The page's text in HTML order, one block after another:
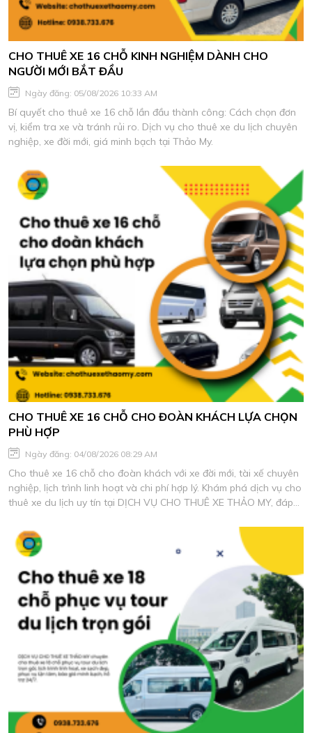
CHO THUÊ XE 16 CHỖ KINH NGHIỆM DÀNH CHO
NGƯỜI MỚI BẮT ĐẦU
Ngày đăng: 05/08/2026 10:33 AM
Bí quyết cho thuê xe 16 chỗ lần đầu thành công: Cách chọn đơn
vị, kiểm tra xe và tránh rủi ro. Dịch vụ cho thuê xe du lịch chuyên
nghiệp, xe đời mới, giá minh bạch tại Thảo My.
CHO THUÊ XE 16 CHỖ CHO ĐOÀN KHÁCH LỰA CHỌN
PHÙ HỢP
Ngày đăng: 04/08/2026 08:29 AM
Cho thuê xe 16 chỗ cho đoàn khách với xe đời mới, tài xế chuyên
nghiệp, lịch trình linh hoạt và chi phí hợp lý. Khám phá dịch vụ cho
thuê xe du lịch uy tín tại DỊCH VỤ CHO THUÊ XE THẢO MY, đáp